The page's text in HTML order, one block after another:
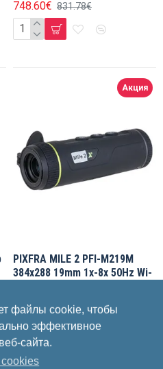
файлы cookie, чтобы
эффективное
сайта.
748.60€ 831.78€
Акция
PIXFRA PFI-M219M
PIXFRA MILE 2 PFI-M219M
384x288 19mm 1x-8x 50Hz Wi-
779.63€ 866.25€